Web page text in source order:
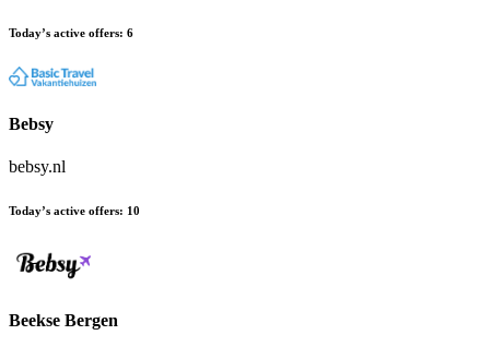
Today’s active offers: 6
Bebsy
bebsy.nl
Today’s active offers: 10
Beekse Bergen